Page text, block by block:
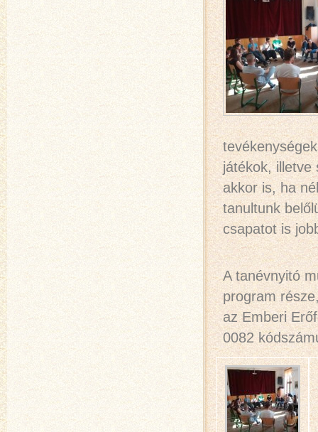
játékok, illetve
akkor is, ha
tanultunk
csapatot is
A tanévnyitó
program
az Emberi
0082